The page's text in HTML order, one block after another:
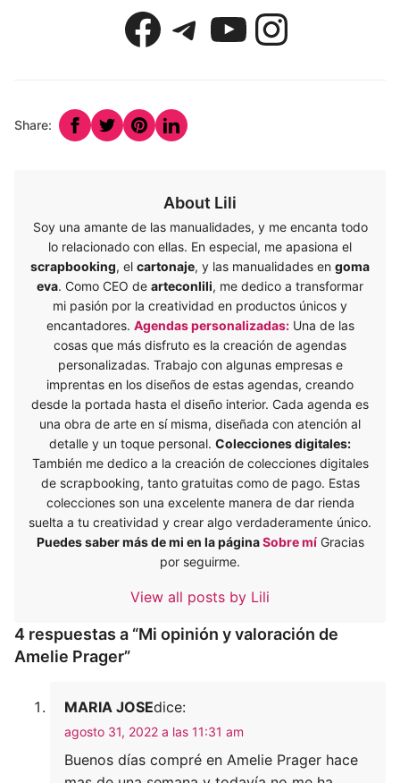
Enlace a la mi pagina de Facebook
Enlace a la mi canal de Telegram
Enlace a la mi pagina de YouTube
Share:
About Lili
Soy una amante de las manualidades, y me encanta todo
lo relacionado con ellas. En especial, me apasiona el
scrapbooking, el cartonaje, y las manualidades en goma
eva. Como CEO de arteconlili, me dedico a transformar
mi pasión por la creatividad en productos únicos y
encantadores. Agendas personalizadas:Una de las
cosas que más disfruto es la creación de agendas
personalizadas. Trabajo con algunas empresas e
imprentas en los diseños de estas agendas, creando
desde la portada hasta el diseño interior. Cada agenda es
una obra de arte en sí misma, diseñada con atención al
detalle y un toque personal. Colecciones digitales:
También me dedico a la creación de colecciones digitales
de scrapbooking, tanto gratuitas como de pago. Estas
colecciones son una excelente manera de dar rienda
suelta a tu creatividad y crear algo verdaderamente único.
Puedes saber más de mi en la páginaSobre míGracias
por seguirme.
View all posts by Lili
4 respuestas a “Mi opinión y valoración de
Amelie Prager”
MARIA JOSEdice:
agosto 31, 2022 a las 11:31 am
Buenos días compré en Amelie Prager hace